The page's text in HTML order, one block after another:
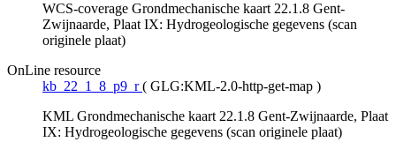
WCS-coverage Grondmechanische kaart 22.1.8 Gent-
Zwijnaarde, Plaat IX: Hydrogeologische gegevens (scan
originele plaat)
OnLine resource
kb_22_1_8_p9_r ( GLG:KML-2.0-http-get-map )
KML Grondmechanische kaart 22.1.8 Gent-Zwijnaarde, Plaat
IX: Hydrogeologische gegevens (scan originele plaat)